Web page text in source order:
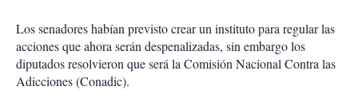
Los senadores habían previsto crear un instituto para regular las
acciones que ahora serán despenalizadas, sin embargo los
diputados resolvieron que será la Comisión Nacional Contra las
Adicciones (Conadic).